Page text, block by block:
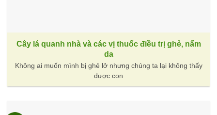
Cây lá quanh nhà và các vị thuốc điều trị ghẻ, nấm
da
Không ai muốn mình bị ghẻ lở nhưng chúng ta lại không thấy
được con